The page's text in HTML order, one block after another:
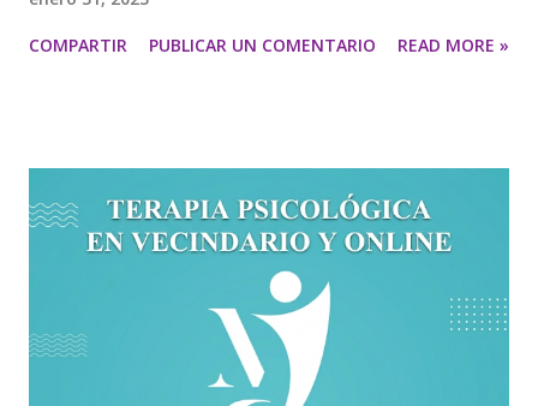
COMPARTIR PUBLICAR UN COMENTARIO READ MORE »